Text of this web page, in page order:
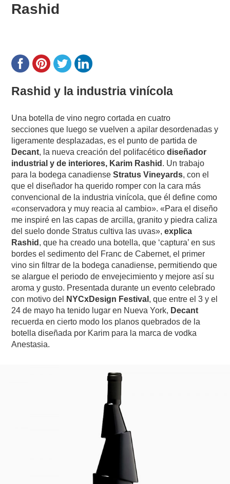
Rashid
Rashid y la industria vinícola
Una botella de vino negro cortada en cuatro
secciones que luego se vuelven a apilar desordenadas y
ligeramente desplazadas, es el punto de partida de
Decant, la nueva creación del polifacéticodiseñador
industrial y de interiores, Karim Rashid . Un trabajo
para la bodega canadienseStratus Vineyards, con el
que el diseñador ha querido romper con la cara más
convencional de la industria vinícola, que él define como
«conservadora y muy reacia al cambio». «Para el diseño
me inspiré en las capas de arcilla, granito y piedra caliza
del suelo donde Stratus cultiva las uvas»,explica
Rashid , que ha creado una botella, que ‘captura’ en sus
bordes el sedimento del Franc de Cabernet, el primer
vino sin filtrar de la bodega canadiense, permitiendo que
se alargue el periodo de envejecimiento y mejore así su
aroma y gusto. Presentada durante un evento celebrado
con motivo del
NYCxDesign Festival , que entre el 3 y el
24 de mayo ha tenido lugar en Nueva York, Decant
recuerda en cierto modo los planos quebrados de la
botella diseñada por Karim para la marca de vodka
Anestasia.